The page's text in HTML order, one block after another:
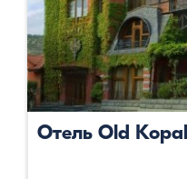
Отель Old